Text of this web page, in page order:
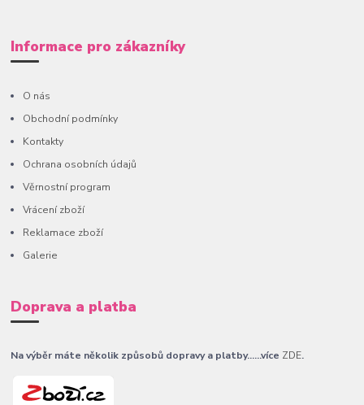
Informace pro zákazníky
O nás
Obchodní podmínky
Kontakty
Ochrana osobních údajů
Věrnostní program
Vrácení zboží
Reklamace zboží
Galerie
Doprava a platba
Na výběr máte několik způsobů dopravy a platby......více ZDE.